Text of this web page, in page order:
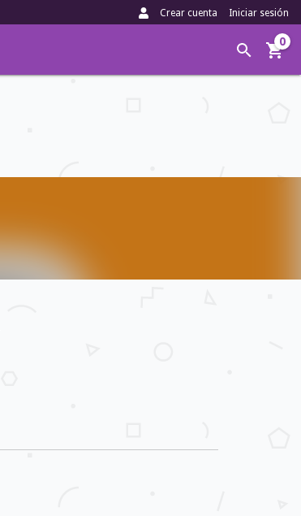
Crear cuenta Iniciar sesión
0